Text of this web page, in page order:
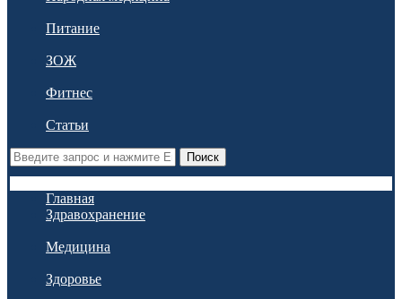
Питание
ЗОЖ
Фитнес
Статьи
Поиск
Главная
Здравохранение
Медицина
Здоровье